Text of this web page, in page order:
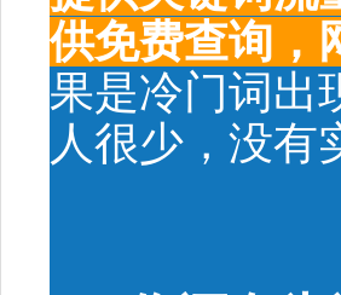
供免费查询，
果是冷门词出
人很少，没有